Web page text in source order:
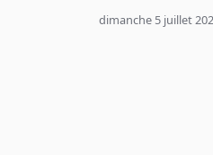
dimanche 5 juillet